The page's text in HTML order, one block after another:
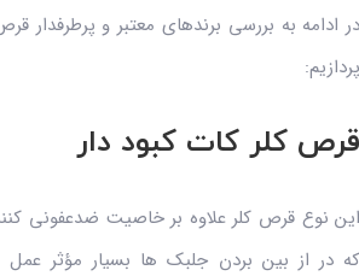
ادامه به بررسی برندهای معتبر و پرطرفدار
کلر کات کبود دار
نوع قرص کلر علاوه بر خاصیت ضدعفونی
در از بین بردن جلبک ها بسیار مؤثر